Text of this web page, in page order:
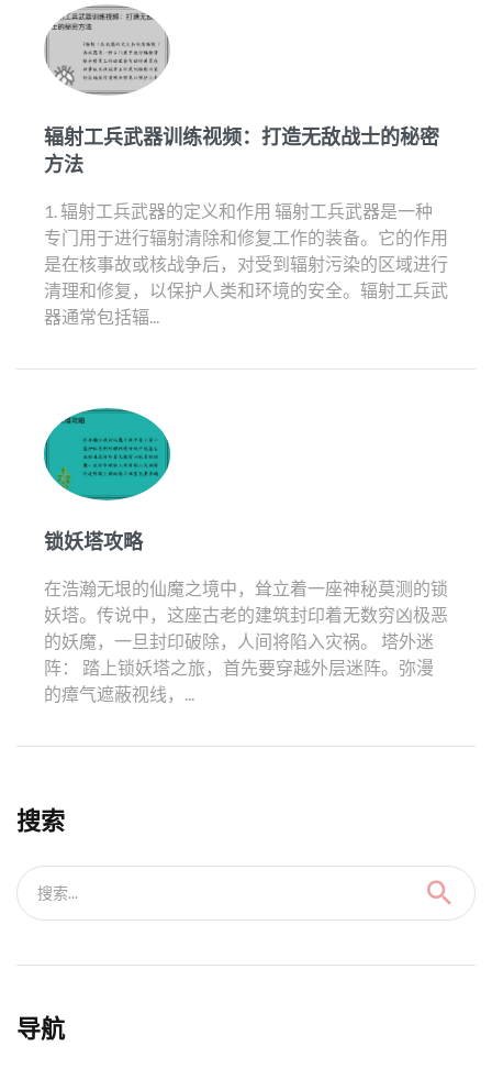
辐射工兵武器训练视频：打造无敌战士的秘密
方法
1. 辐射工兵武器的定义和作用 辐射工兵武器是一种
专门用于进行辐射清除和修复工作的装备。它的作用
是在核事故或核战争后，对受到辐射污染的区域进行
清理和修复，以保护人类和环境的安全。辐射工兵武
器通常包括辐...
锁妖塔攻略
在浩瀚无垠的仙魔之境中，耸立着一座神秘莫测的锁
妖塔。传说中，这座古老的建筑封印着无数穷凶极恶
的妖魔，一旦封印破除，人间将陷入灾祸。 塔外迷
阵： 踏上锁妖塔之旅，首先要穿越外层迷阵。弥漫
的瘴气遮蔽视线，...
搜索
搜索...
导航